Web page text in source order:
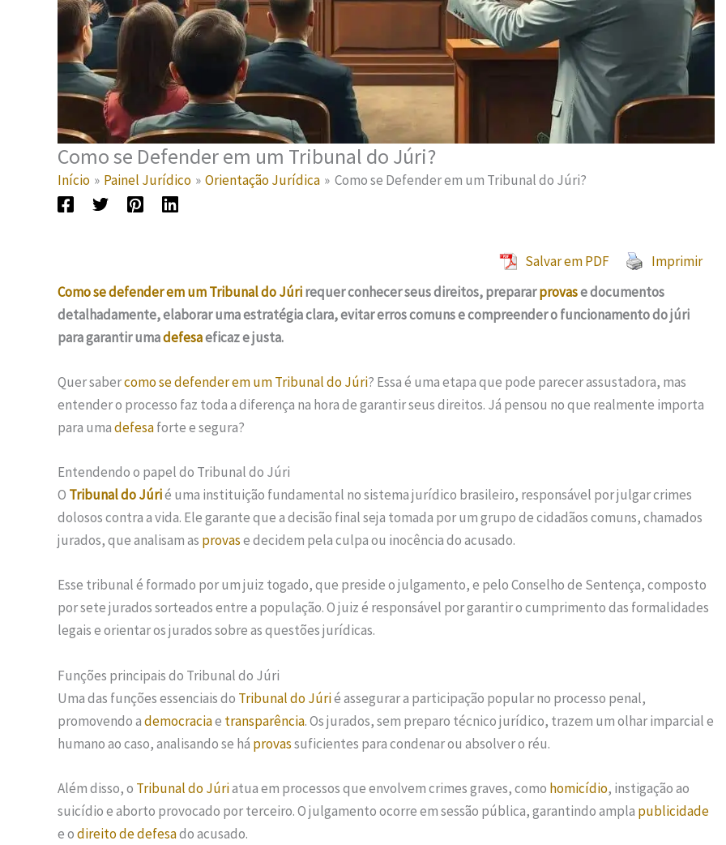
Como se Defender em um Tribunal do Júri?
Início Painel Jurídico Orientação Jurídica Como se Defender em um Tribunal do Júri?
Salvar em PDF
Imprimir
Como se defender em um Tribunal do Júrirequer conhecer seus direitos, prepararprovase documentos
detalhadamente, elaborar uma estratégia clara, evitar erros comuns e compreender o funcionamento do júri
para garantir umadefesaeficaz e justa.
Quer sabercomo se defender em um Tribunal do Júri? Essa é uma etapa que pode parecer assustadora, mas
entender o processo faz toda a diferença na hora de garantir seus direitos. Já pensou no que realmente importa
para umadefesaforte e segura?
Entendendo o papel do Tribunal do Júri
O Tribunal do Júrié uma instituição fundamental no sistema jurídico brasileiro, responsável por julgar crimes
dolosos contra a vida. Ele garante que a decisão final seja tomada por um grupo de cidadãos comuns, chamados
jurados, que analisam as provase decidem pela culpa ou inocência do acusado.
Esse tribunal é formado por um juiz togado, que preside o julgamento, e pelo Conselho de Sentença, composto
por sete jurados sorteados entre a população. O juiz é responsável por garantir o cumprimento das formalidades
legais e orientar os jurados sobre as questões jurídicas.
Funções principais do Tribunal do Júri
Uma das funções essenciais do Tribunal do Júrié assegurar a participação popular no processo penal,
promovendo ademocraciae transparência. Os jurados, sem preparo técnico jurídico, trazem um olhar imparcial e
humano ao caso, analisando se há provassuficientes para condenar ou absolver o réu.
Além disso, o Tribunal do Júriatua em processos que envolvem crimes graves, como homicídio, instigação ao
suicídio e aborto provocado por terceiro. O julgamento ocorre em sessão pública, garantindo ampla publicidade
e odireito de defesado acusado.